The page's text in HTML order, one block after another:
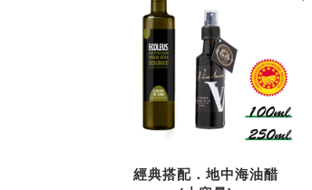
經典搭配．地中海油醋